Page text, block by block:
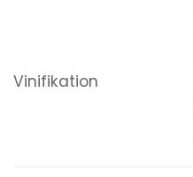
Vinifikation